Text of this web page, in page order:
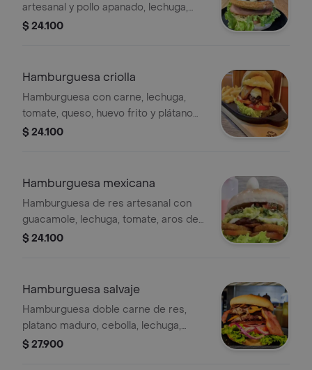
artesanal y pollo apanado, lechuga,
jamón, queso, tomate, cebolla y huevo.
$ 24.100
Hamburguesa criolla
Hamburguesa con carne, lechuga,
tomate, queso, huevo frito y plátano
maduro.
$ 24.100
Hamburguesa mexicana
Hamburguesa de res artesanal con
guacamole, lechuga, tomate, aros de
cebolla y pico de gallo
$ 24.100
Hamburguesa salvaje
Hamburguesa doble carne de res,
platano maduro, cebolla, lechuga,
tomate, queso, tocineta y salsa de
$ 27.900